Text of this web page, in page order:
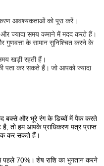
आवश्यकताओं को पूरा करें।
और ज्यादा समय कमाने में मदद करते हैं।
के सामान सुनिश्चित करने के
खड़ी रहती हैं।
पता कर सकते हैं। जो आपको ज्यादा
बक्से और भूरे रंग के डिब्बों में पैक करते
तो हम आपके प्राधिकरण पत्र प्राप्त
कर सकते हैं।
पहले 70%। शेष राशि का भुगतान करने